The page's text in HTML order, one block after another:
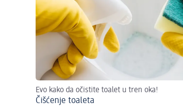
Evo kako da očistite toalet u tren oka!
Čišćenje toaleta